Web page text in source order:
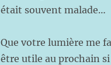
était souvent malade…
Que votre lumière me
être utile au prochain